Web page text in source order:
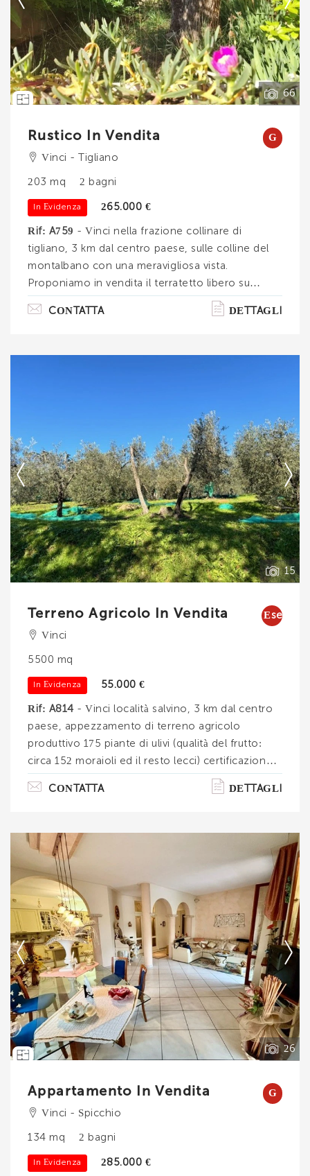
66
--------------------
Vedi tutti i dettagli
Rustico In Vendita
G
Vinci - Tigliano
203 mq 2 bagni
In Evidenza 265.000 €
Rif: A759 - Vinci nella frazione collinare di
tigliano, 3 km dal centro paese, sulle colline del
montalbano con una meravigliosa vista.
Proponiamo in vendita il terratetto libero su
quattro lati con giardino con garage e
tettoia/rimessa. percorrendo la strada asfaltata,
comune dove è possibile parcheggiare 2 auto. Il
abitabile, sala da pranzo, reparto. . .
CONTATTA DETTAGLI
15
Contatta
--------------------
Vedi tutti i dettagli
Terreno Agricolo In Vendita
Esen.
Vinci
5500 mq
In Evidenza 55.000 €
Rif: A814 - Vinci località salvino, 3 km dal centro
paese, appezzamento di terreno agricolo
produttivo 175 piante di ulivi (qualità del frutto:
circa 152 moraioli ed il resto lecci) certificazione
igp, per una superficie totale di 5500 mq. Ottima
esposizione solare. Nella vendita è incluso
approvato presso gli uffici competenti del
comune di vinci) per la realizzazione di un
annesso agricolo di 40 mq c. A unico livello piano
terra, portone frontale per ricovero trattore ed
attrezzature per la cura. . .
CONTATTA DETTAGLI
26
Ti interessa?
Contatta
--------------------
Vedi tutti i dettagli
Appartamento In Vendita
G
Vinci - Spicchio
134 mq 2 bagni
In Evidenza 285.000 €